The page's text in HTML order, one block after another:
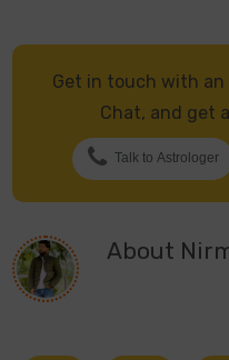
Get in touch with
Chat, and get
Talk to Astrologer
About